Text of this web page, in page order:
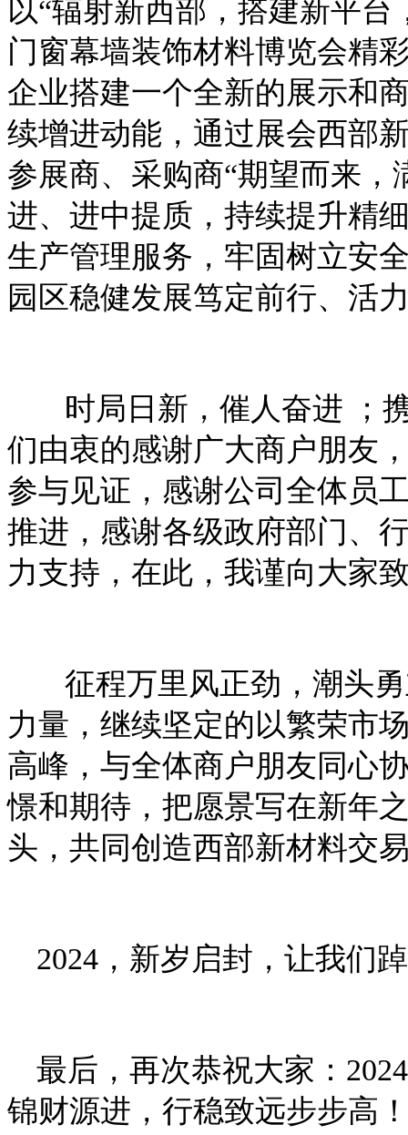
以“辐射新西部，搭建新平台
门窗幕墙装饰材料博览会精
企业搭建一个全新的展示和
续增进动能，通过展会西部
参展商、采购商“期望而来
进、进中提质，持续提升精
生产管理服务，牢固树立安
园区稳健发展笃定前行、活
时局日新，催人奋进 ；携
们由衷的感谢广大商户朋友
参与见证，感谢公司全体员
推进，感谢各级政府部门、
力支持，在此，我谨向大家
征程万里风正劲，潮头勇
力量，继续坚定的以繁荣市
高峰，与全体商户朋友同心
憬和期待，把愿景写在新年
头，共同创造西部新材料交
2024，新岁启封，让我们
最后，再次恭祝大家：
锦财源进，行稳致远步步高